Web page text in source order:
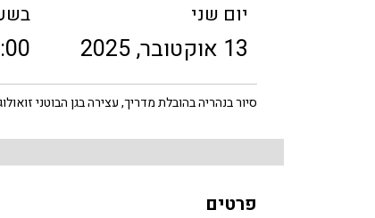
יום שני
13 אוקטובר, 2025
סיור בנהריה בהובלת מדריך, עצירה בגן הבוטני
פרטים